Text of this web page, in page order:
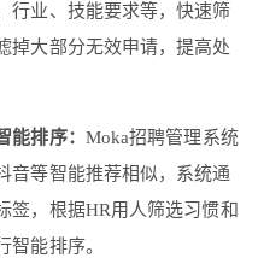
行业、技能要求等，快速筛
掉大部分无效申请，提高处
能排序： Moka招聘管理系统
音等智能推荐相似，系统通
签，根据HR用人筛选习惯和
智能排序。